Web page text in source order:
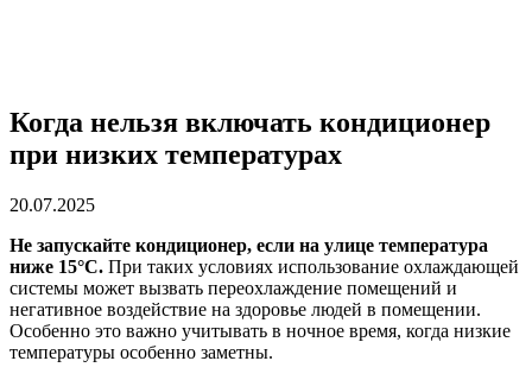
Когда нельзя включать кондиционер
при низких температурах
20.07.2025
Не запускайте кондиционер, если на улице температура
ниже 15°C. При таких условиях использование охлаждающей
системы может вызвать переохлаждение помещений и
негативное воздействие на здоровье людей в помещении.
Особенно это важно учитывать в ночное время, когда низкие
температуры особенно заметны.